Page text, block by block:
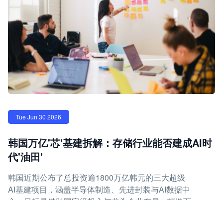
Tue Jun 30 2026
韩国万亿'芯'基建拆解：存储行业能否建成AI时
代'油田'
韩国近期公布了总投资逾1800万亿韩元的三大超级
AI基建项目，涵盖半导体制造、先进封装与AI数据中